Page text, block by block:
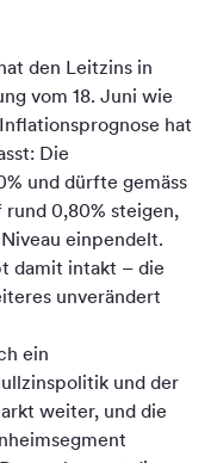
den Leitzins in
vom 18. Juni wie
hat
Die
und dürfte gemäss
0,80% steigen,
einpendelt.
damit intakt – die
unverändert
ein
und der
weiter, und die